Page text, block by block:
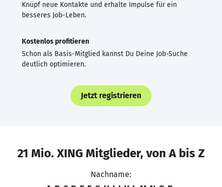
Knüpf neue Kontakte und erhalte Impulse für ein
besseres Job-Leben.
Kostenlos profitieren
Schon als Basis-Mitglied kannst Du Deine Job-Suche
deutlich optimieren.
Jetzt registrieren
21 Mio. XING Mitglieder, von A bis Z
Nachname: